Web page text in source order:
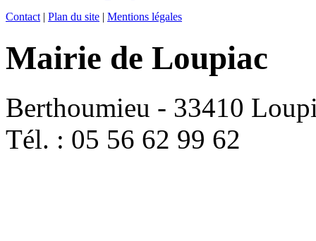
Contact | Plan du site | Mentions légales
Mairie de Loupiac
Berthoumieu - 33410
Tél. : 05 56 62 99 62